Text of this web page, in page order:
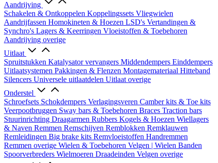
Aandrijving
Schakelen & Ontkoppelen Koppelingssets Vliegwielen
Aandrijfassen Homokineten & Hoezen LSD's Vertandingen &
Synchro's Lagers & Keerringen Vloeistoffen & Toebehoren
Aandrijving overige
Uitlaat
Spruitstukken Katalysator vervangers Middendempers Einddempers
Uitlaatsystemen Pakkingen & Flenzen Montagemateriaal Hitteband
Silencers Universele uitlaatdelen Uitlaat overige
Onderstel
Schroefsets Schokdempers Verlagingsveren Camber kits & Toe kits
Veerpootbruggen Sway bars & Toebehoren Braces Traction bars
Stuurinrichting Draagarmen Rubbers Kogels & Hoezen Wiellagers
& Naven Remmen Remschijven Remblokken Remklauwen
Remleidingen Big brake kits Remvloeistoffen Handremmen
Remmen overige Wielen & Toebehoren Velgen | Wielen Banden
Spoorverbreders Wielmoeren Draadeinden Velgen overige